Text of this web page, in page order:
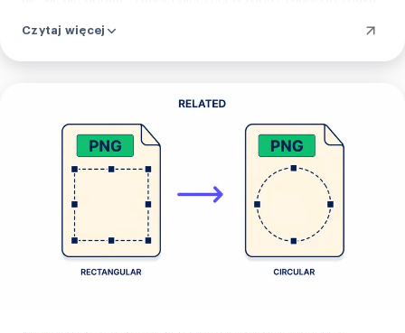
BMP i SVG, plus HEIC w Safari, więc większość zdjęć
Czytaj więcej